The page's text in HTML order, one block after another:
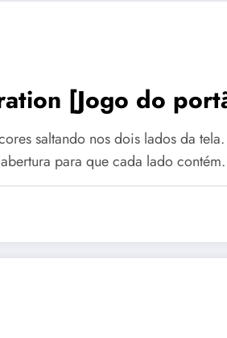
[Jogo do
saltando nos dois lados da
para que cada lado